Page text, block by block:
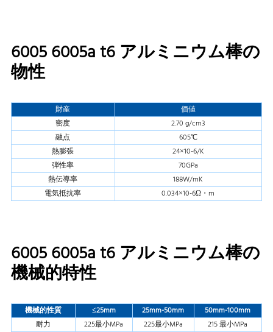
6005 6005a t6 アルミニウム棒の
物性
財産
価値
密度
2.70 g/cm3
融点
605℃
熱膨張
24×10-6/K
弾性率
70GPa
熱伝導率
188W/mK
電気抵抗率
0.034×10-6Ω・m
6005 6005a t6 アルミニウム棒の
機械的特性
機械的性質 ≤25mm 25mm-50mm
50mm-100mm
耐力
225最小MPa 225最小MPa
215 最小MPa